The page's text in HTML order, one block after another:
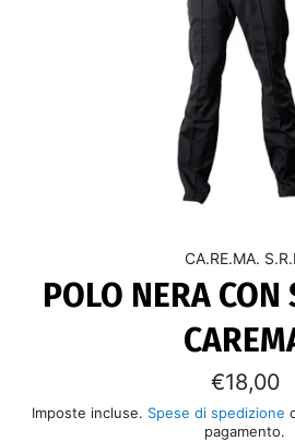
CA.RE.MA.
POLO NERA CON
Prezzo
di
listino
€18,00
Imposte incluse. Spese di spedizione
pagamento.